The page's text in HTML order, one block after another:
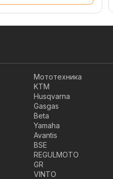
Мототехника
KTM
Husqvarna
Gasgas
Beta
Yamaha
Avantis
BSE
REGULMOTO
GR
VINTO